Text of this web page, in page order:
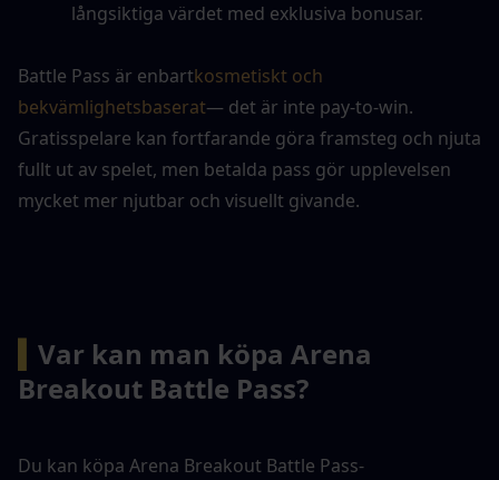
långsiktiga värdet med exklusiva bonusar.
Battle Pass är enbartkosmetiskt och
bekvämlighetsbaserat— det är inte pay-to-win.
Gratisspelare kan fortfarande göra framsteg och njuta
fullt ut av spelet, men betalda pass gör upplevelsen
mycket mer njutbar och visuellt givande.
Var kan man köpa Arena
Breakout Battle Pass?
Du kan köpa Arena Breakout Battle Pass-